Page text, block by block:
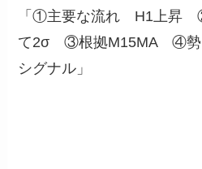
「①主要な流れ H1上昇
て2σ ③根拠M15MA ④
シグナル」